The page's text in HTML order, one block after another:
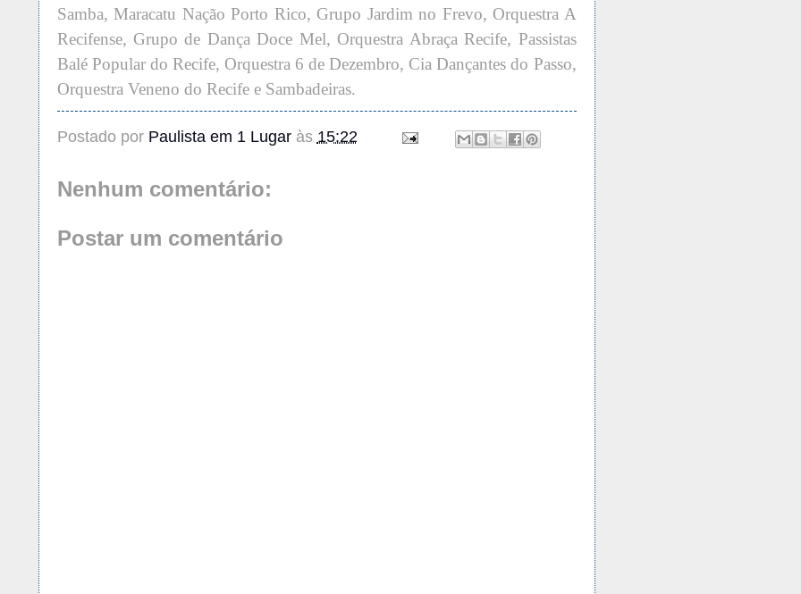
Samba, Maracatu Nação Porto Rico, Grupo Jardim no Frevo, Orquestra A
Recifense, Grupo de Dança Doce Mel, Orquestra Abraça Recife, Passistas
Balé Popular do Recife, Orquestra 6 de Dezembro, Cia Dançantes do Passo,
Orquestra Veneno do Recife e Sambadeiras.
Postado por Paulista em 1 Lugar às 15:22
Nenhum comentário:
Postar um comentário